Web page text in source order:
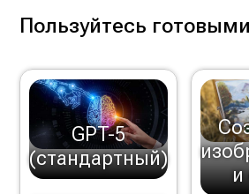
Пользуйтесь
GPT-5
(стандартный)
и